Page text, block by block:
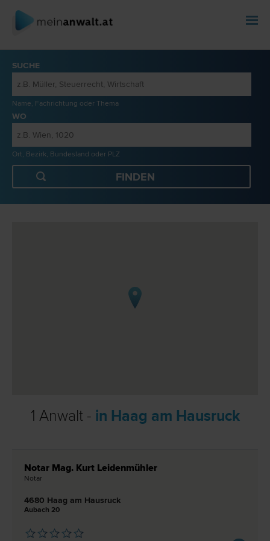
SUCHE
Name, Fachrichtung oder Thema
WO
Ort, Bezirk, Bundesland oder PLZ
1 Anwalt - in Haag am Hausruck
Notar Mag. Kurt Leidenmühler
Notar
4680 Haag am Hausruck
Aubach 20